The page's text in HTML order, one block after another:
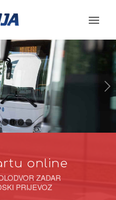
Next
1 2 3 4
online
ZADAR
PRIJEVOZ